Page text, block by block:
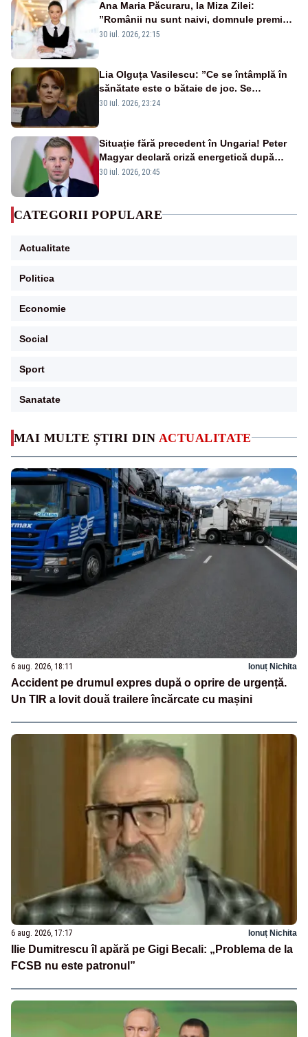
MAI MULTE ȘTIRI DIN ACTUALITATE
6 aug. 2026, 18:11 Ionuț Nichita
Accident pe drumul expres după o oprire de urgență.
Un TIR a lovit două trailere încărcate cu mașini
6 aug. 2026, 17:17 Ionuț Nichita
Ilie Dumitrescu îl apără pe Gigi Becali: „Problema de la
FCSB nu este patronul”
Ana Maria Păcuraru, la Miza Zilei:
”Românii nu sunt naivi, domnule premier
Bolojan”
30 iul. 2026, 22:15
Lia Olguța Vasilescu: ”Ce se întâmplă în
sănătate este o bătaie de joc. Se
guvernează extraordinar de prost”
30 iul. 2026, 23:24
Situație fără precedent în Ungaria! Peter
Magyar declară criză energetică după
oprirea centralei de la Paks
30 iul. 2026, 20:45
CATEGORII POPULARE
Actualitate
Politica
Economie
Social
Sport
Sanatate